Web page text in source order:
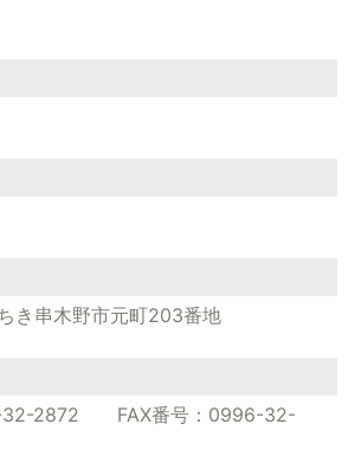
串木野市元町203番地
32-2872 FAX番号：0996-32-